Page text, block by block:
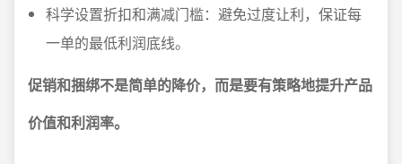
科学设置折扣和满减门槛：避免过度让利，保证每
一单的最低利润底线。
促销和捆绑不是简单的降价，而是要有策略地提升产品
价值和利润率。